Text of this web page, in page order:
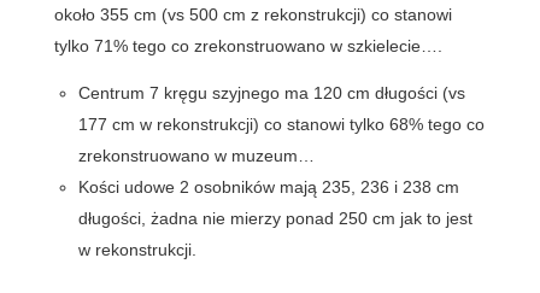
około 355 cm (vs 500 cm z rekonstrukcji) co stanowi
tylko 71% tego co zrekonstruowano w szkielecie….
Centrum 7 kręgu szyjnego ma 120 cm długości (vs
177 cm w rekonstrukcji) co stanowi tylko 68% tego co
zrekonstruowano w muzeum…
Kości udowe 2 osobników mają 235, 236 i 238 cm
długości, żadna nie mierzy ponad 250 cm jak to jest
w rekonstrukcji.